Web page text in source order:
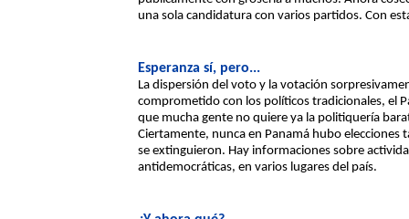
una sola candidatura con varios partidos. Con
Esperanza sí, pero...
La dispersión del voto y la votación
comprometido con los políticos tradicionales, el
que mucha gente no quiere ya la politiquería
Ciertamente, nunca en Panamá hubo elecciones
se extinguieron. Hay informaciones sobre
antidemocráticas, en varios lugares del país.